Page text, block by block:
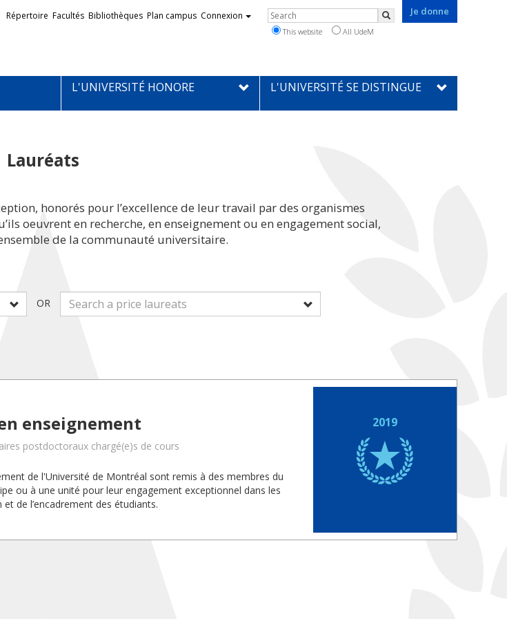
Je donne
Liens
externes
Répertoire Facultés Bibliothèques Plan campus Connexion Rechercher
Search
This website All UdeM
L'UNIVERSITÉ HONORE L'UNIVERSITÉ SE DISTINGUE
Lauréats
honorés pour l’excellence de leur travail par des organismes
oeuvrent en recherche, en enseignement ou en engagement social,
de la communauté universitaire.
OR
enseignement
postdoctoraux chargé(e)s de cours
de l'Université de Montréal sont remis à des membres du
ou à une unité pour leur engagement exceptionnel dans les
de l’encadrement des étudiants.
2019